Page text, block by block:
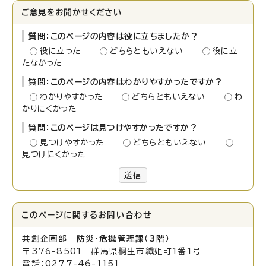
ご意見をお聞かせください
質問：このページの内容は役に立ちましたか？
役に立った
どちらともいえない
役に立
たなかった
質問：このページの内容はわかりやすかったですか？
わかりやすかった
どちらともいえない
わ
かりにくかった
質問：このページは見つけやすかったですか？
見つけやすかった
どちらともいえない
見つけにくかった
送信
このページに関する お問い合わせ
共創企画部 防災・危機管理課（3階）
〒376-8501 群馬県桐生市織姫町1番1号
電話：0277-46-1151